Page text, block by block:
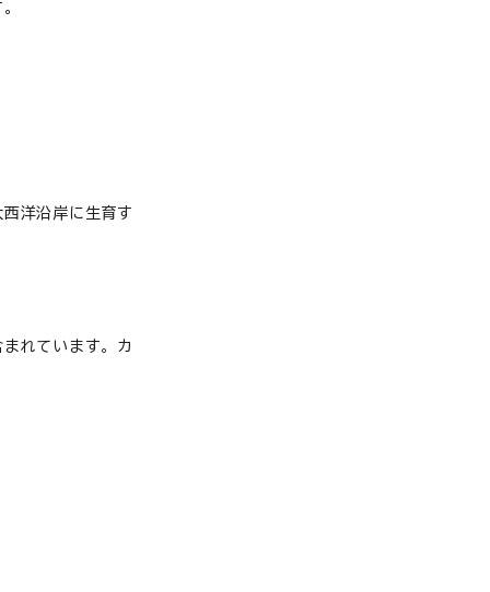
洋沿岸に生育す
れています。カ